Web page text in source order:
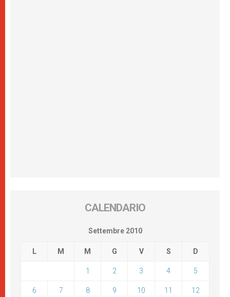
CALENDARIO
Settembre 2010
L M M G V S D
1 2 3 4 5
6 7 8 9 10 11 12